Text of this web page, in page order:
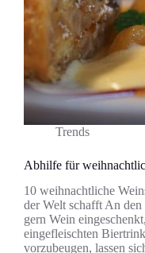
Trends
Abhilfe für
10 weihnachtliche
der Welt schafft An
gern Wein
eingefleischten
vorzubeugen, lassen